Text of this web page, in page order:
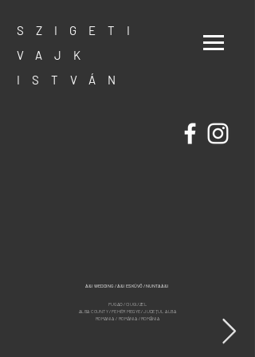
SZIGETI
VAJK
ISTVÁN
Á&I WEDDING / Á&I ESKÜVŐ / NUNTA Á&I
FUGAD / CIUGUZEL
ALBA COUNTY / FEHÉR MEGYE / JUDEȚUL ALBA
ROMANIA / ROMÁNIA / ROMÂNIA